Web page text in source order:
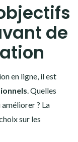
de
en ligne, il est
. Quelles
? La
sur les